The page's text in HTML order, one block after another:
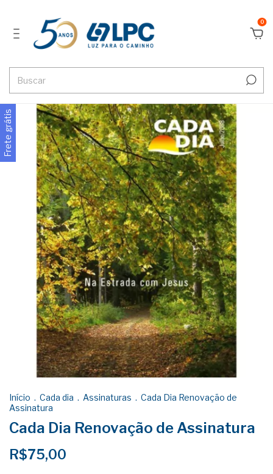
0
Frete grátis
Início . Cada dia . Assinaturas . Cada Dia Renovação de
Assinatura
Cada Dia Renovação de Assinatura
R$75,00